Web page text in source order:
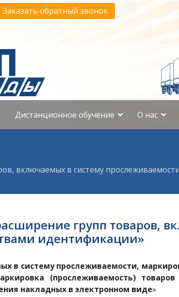
Заказать обратный звонок
Дистанционное обучение О нас
включаемых в систему
групп товаров,
идентификации»
в систему прослеживаемости,
(прослеживаемость) товаров
накладных в электронном виде»